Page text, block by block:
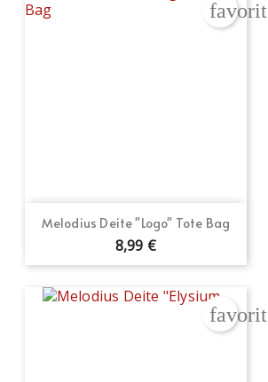
Melodius Deite "Logo" Tote Bag
8,99 €